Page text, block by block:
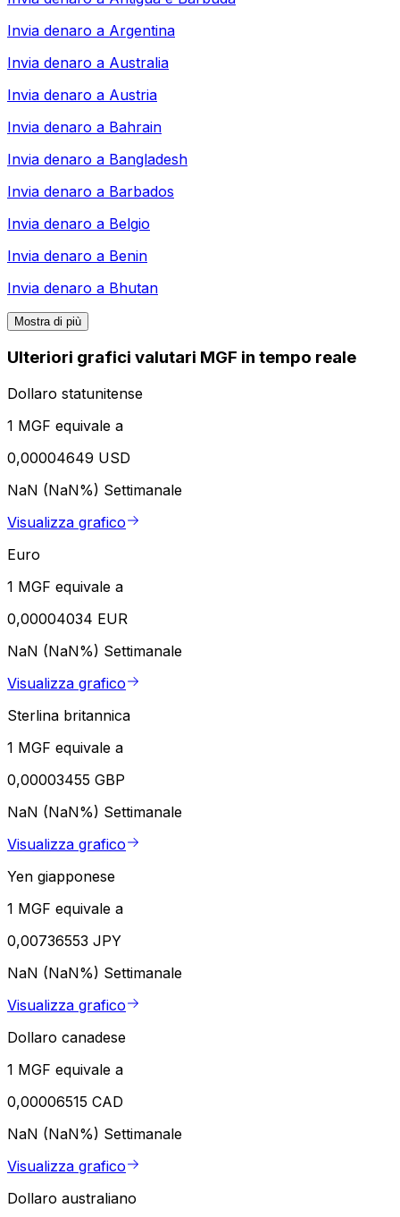
Invia denaro a Argentina
Invia denaro a Australia
Invia denaro a Austria
Invia denaro a Bahrain
Invia denaro a Bangladesh
Invia denaro a Barbados
Invia denaro a Belgio
Invia denaro a Benin
Invia denaro a Bhutan
Mostra di più
Ulteriori grafici valutari MGF in tempo reale
Dollaro statunitense
1 MGF equivale a
0,00004649 USD
NaN (NaN%) Settimanale
Visualizza grafico
Euro
1 MGF equivale a
0,00004034 EUR
NaN (NaN%) Settimanale
Visualizza grafico
Sterlina britannica
1 MGF equivale a
0,00003455 GBP
NaN (NaN%) Settimanale
Visualizza grafico
Yen giapponese
1 MGF equivale a
0,00736553 JPY
NaN (NaN%) Settimanale
Visualizza grafico
Dollaro canadese
1 MGF equivale a
0,00006515 CAD
NaN (NaN%) Settimanale
Visualizza grafico
Dollaro australiano